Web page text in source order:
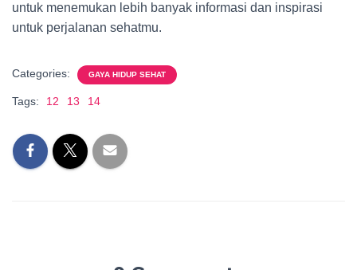
untuk menemukan lebih banyak informasi dan inspirasi
untuk perjalanan sehatmu.
Categories: GAYA HIDUP SEHAT
Tags: 12 13 14